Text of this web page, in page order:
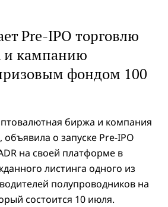
Pre-IPO торговлю
и кампанию
фондом 100
биржа и компания
о запуске Pre-IPO
на своей платформе в
листинга одного из
полупроводников на
состоится 10 июля.